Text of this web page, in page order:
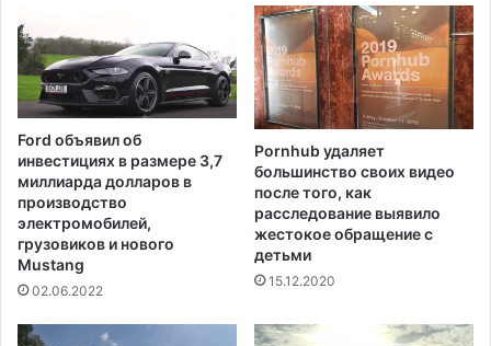
и
х
с
т
д
н
т
о
в
в
л
в
е
р
о
о
с
т
о
к
е
т
Ford объявил об
инвестициях в размере 3,7
миллиарда долларов в
производство
электромобилей,
грузовиков и нового
Mustang
02.06.2022
Pornhub удаляет
большинство своих видео
после того, как
расследование выявило
жестокое обращение с
детьми
15.12.2020